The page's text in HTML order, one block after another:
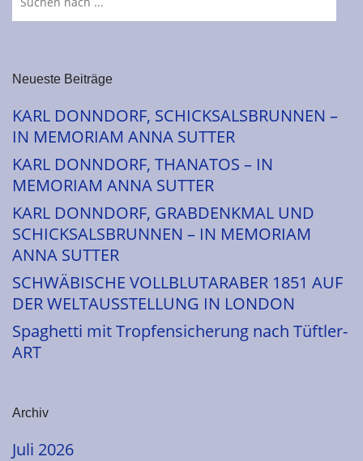
Neueste Beiträge
KARL DONNDORF, SCHICKSALSBRUNNEN –
IN MEMORIAM ANNA SUTTER
KARL DONNDORF, THANATOS – IN
MEMORIAM ANNA SUTTER
KARL DONNDORF, GRABDENKMAL UND
SCHICKSALSBRUNNEN – IN MEMORIAM
ANNA SUTTER
SCHWÄBISCHE VOLLBLUTARABER 1851 AUF
DER WELTAUSSTELLUNG IN LONDON
Spaghetti mit Tropfensicherung nach Tüftler-
ART
Archiv
Juli 2026